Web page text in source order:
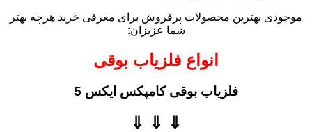
موجودی بهترین محصولات پرفروش برای معرفی خرید هرچه بهتر
شما عزیزان:
انواع فلزیاب بوقی
فلزیاب بوقی کامپکس ایکس 5
⇓ ⇓ ⇓